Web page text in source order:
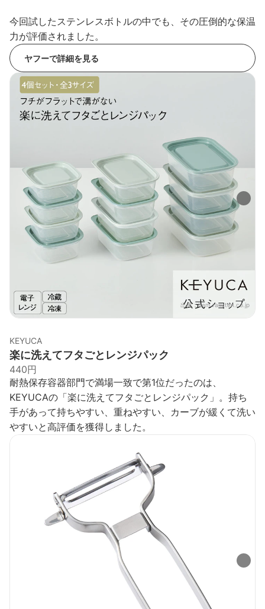
今回試したステンレスボトルの中でも、その圧倒的な保温
力が評価されました。
ヤフーで詳細を見る
出典：item.rakuten.co.jp
KEYUCA
楽に洗えてフタごとレンジパック
440円
耐熱保存容器部門で満場一致で第1位だったのは、
KEYUCAの「楽に洗えてフタごとレンジパック」。持ち
手があって持ちやすい、重ねやすい、カーブが緩くて洗い
やすいと高評価を獲得しました。